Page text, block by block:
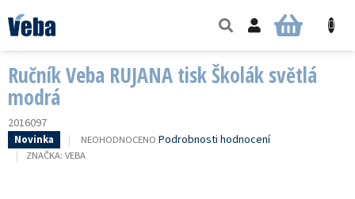
na
obsah
NÁKUPNÍ
Ručník Veba RUJANA tisk Školák světlá
modrá
2016097
Novinka
PRŮMĚRNÉ
HODNOCENÍ
NEOHODNOCENO Podrobnosti hodnocení
ZNAČKA: VEBA